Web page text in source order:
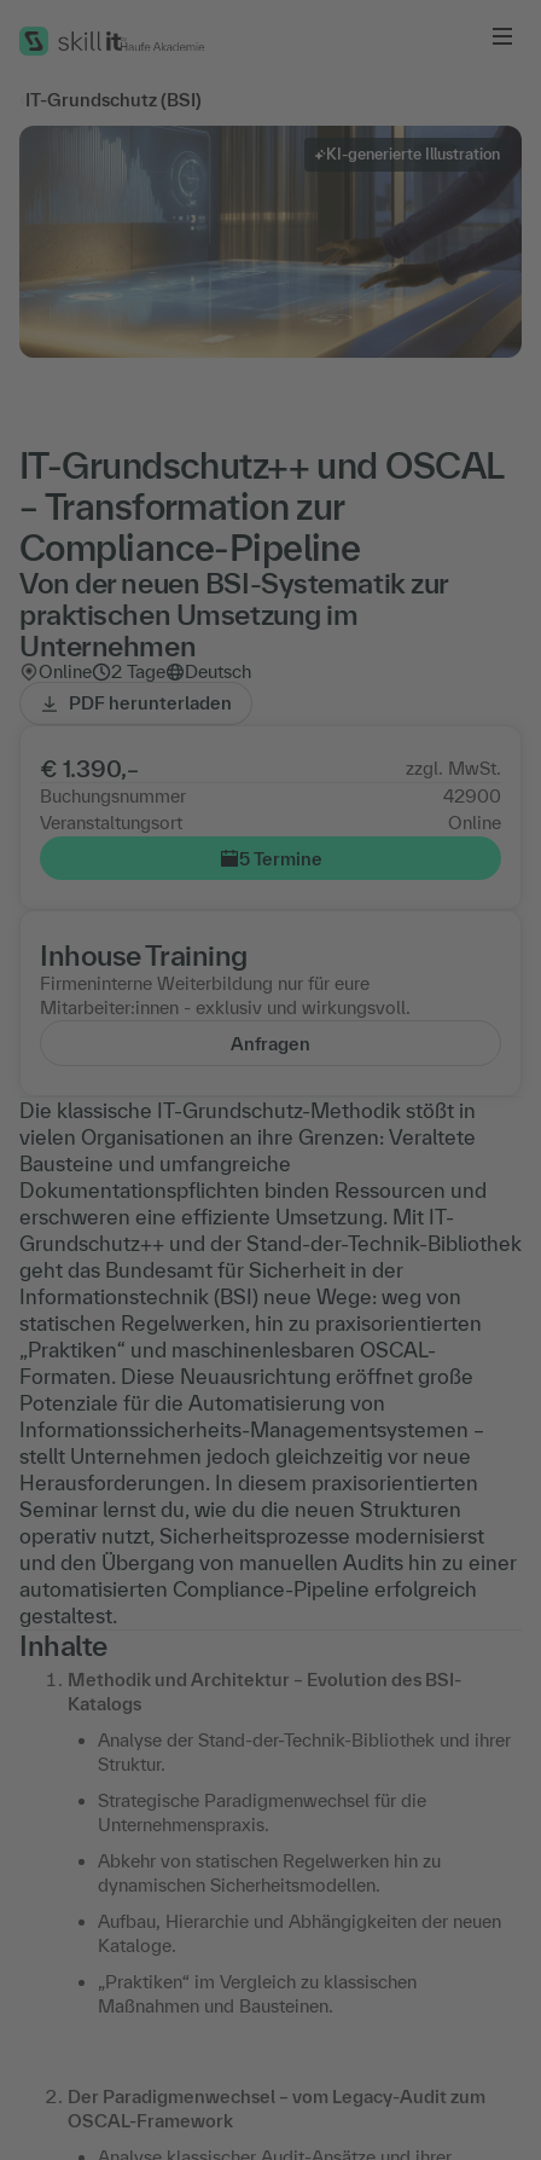
IT-Grundschutz (BSI)
KI-generierte Illustration
IT-Grundschutz++ und OSCAL
– Transformation zur
Compliance-Pipeline
Von der neuen BSI-Systematik zur
praktischen Umsetzung im
Unternehmen
Online 2 Tage
Deutsch
PDF herunterladen
€ 1.390,–
zzgl. MwSt.
Buchungsnummer
42900
Veranstaltungsort
Online
5 Termine
Inhouse Training
Firmeninterne Weiterbildung nur für eure
Mitarbeiter:innen - exklusiv und wirkungsvoll.
Anfragen
Die klassische IT-Grundschutz-Methodik stößt in
vielen Organisationen an ihre Grenzen: Veraltete
Bausteine und umfangreiche
Dokumentationspflichten binden Ressourcen und
erschweren eine effiziente Umsetzung. Mit IT-
Grundschutz++ und der Stand-der-Technik-Bibliothek
geht das Bundesamt für Sicherheit in der
Informationstechnik (BSI) neue Wege: weg von
statischen Regelwerken, hin zu praxisorientierten
„Praktiken“ und maschinenlesbaren OSCAL-
Formaten. Diese Neuausrichtung eröffnet große
Potenziale für die Automatisierung von
Informationssicherheits-Managementsystemen –
stellt Unternehmen jedoch gleichzeitig vor neue
Herausforderungen. In diesem praxisorientierten
Seminar lernst du, wie du die neuen Strukturen
operativ nutzt, Sicherheitsprozesse modernisierst
und den Übergang von manuellen Audits hin zu einer
automatisierten Compliance-Pipeline erfolgreich
gestaltest.
Inhalte
Methodik und Architektur – Evolution des BSI-
Katalogs
Analyse der Stand-der-Technik-Bibliothek und ihrer
Struktur.
Strategische Paradigmenwechsel für die
Unternehmenspraxis.
Abkehr von statischen Regelwerken hin zu
dynamischen Sicherheitsmodellen.
Aufbau, Hierarchie und Abhängigkeiten der neuen
Kataloge.
„Praktiken“ im Vergleich zu klassischen
Maßnahmen und Bausteinen.
Der Paradigmenwechsel – vom Legacy-Audit zum
OSCAL-Framework